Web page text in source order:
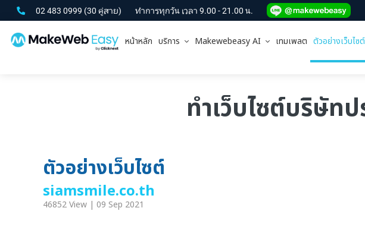
02 483 0999 (30 คู่สาย) ทำการทุกวัน เวลา 9.00 - 21.00 น.
หน้าหลัก บริการ Makewebeasy AI เทมเพลต ตัวอย่างเว็บไซต์
ทำเว็บไซต์บริษัท
ตัวอย่างเว็บไซต์
siamsmile.co.th
46852 View | 09 Sep 2021